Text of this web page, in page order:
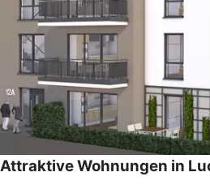
Attraktive Wohnungen in